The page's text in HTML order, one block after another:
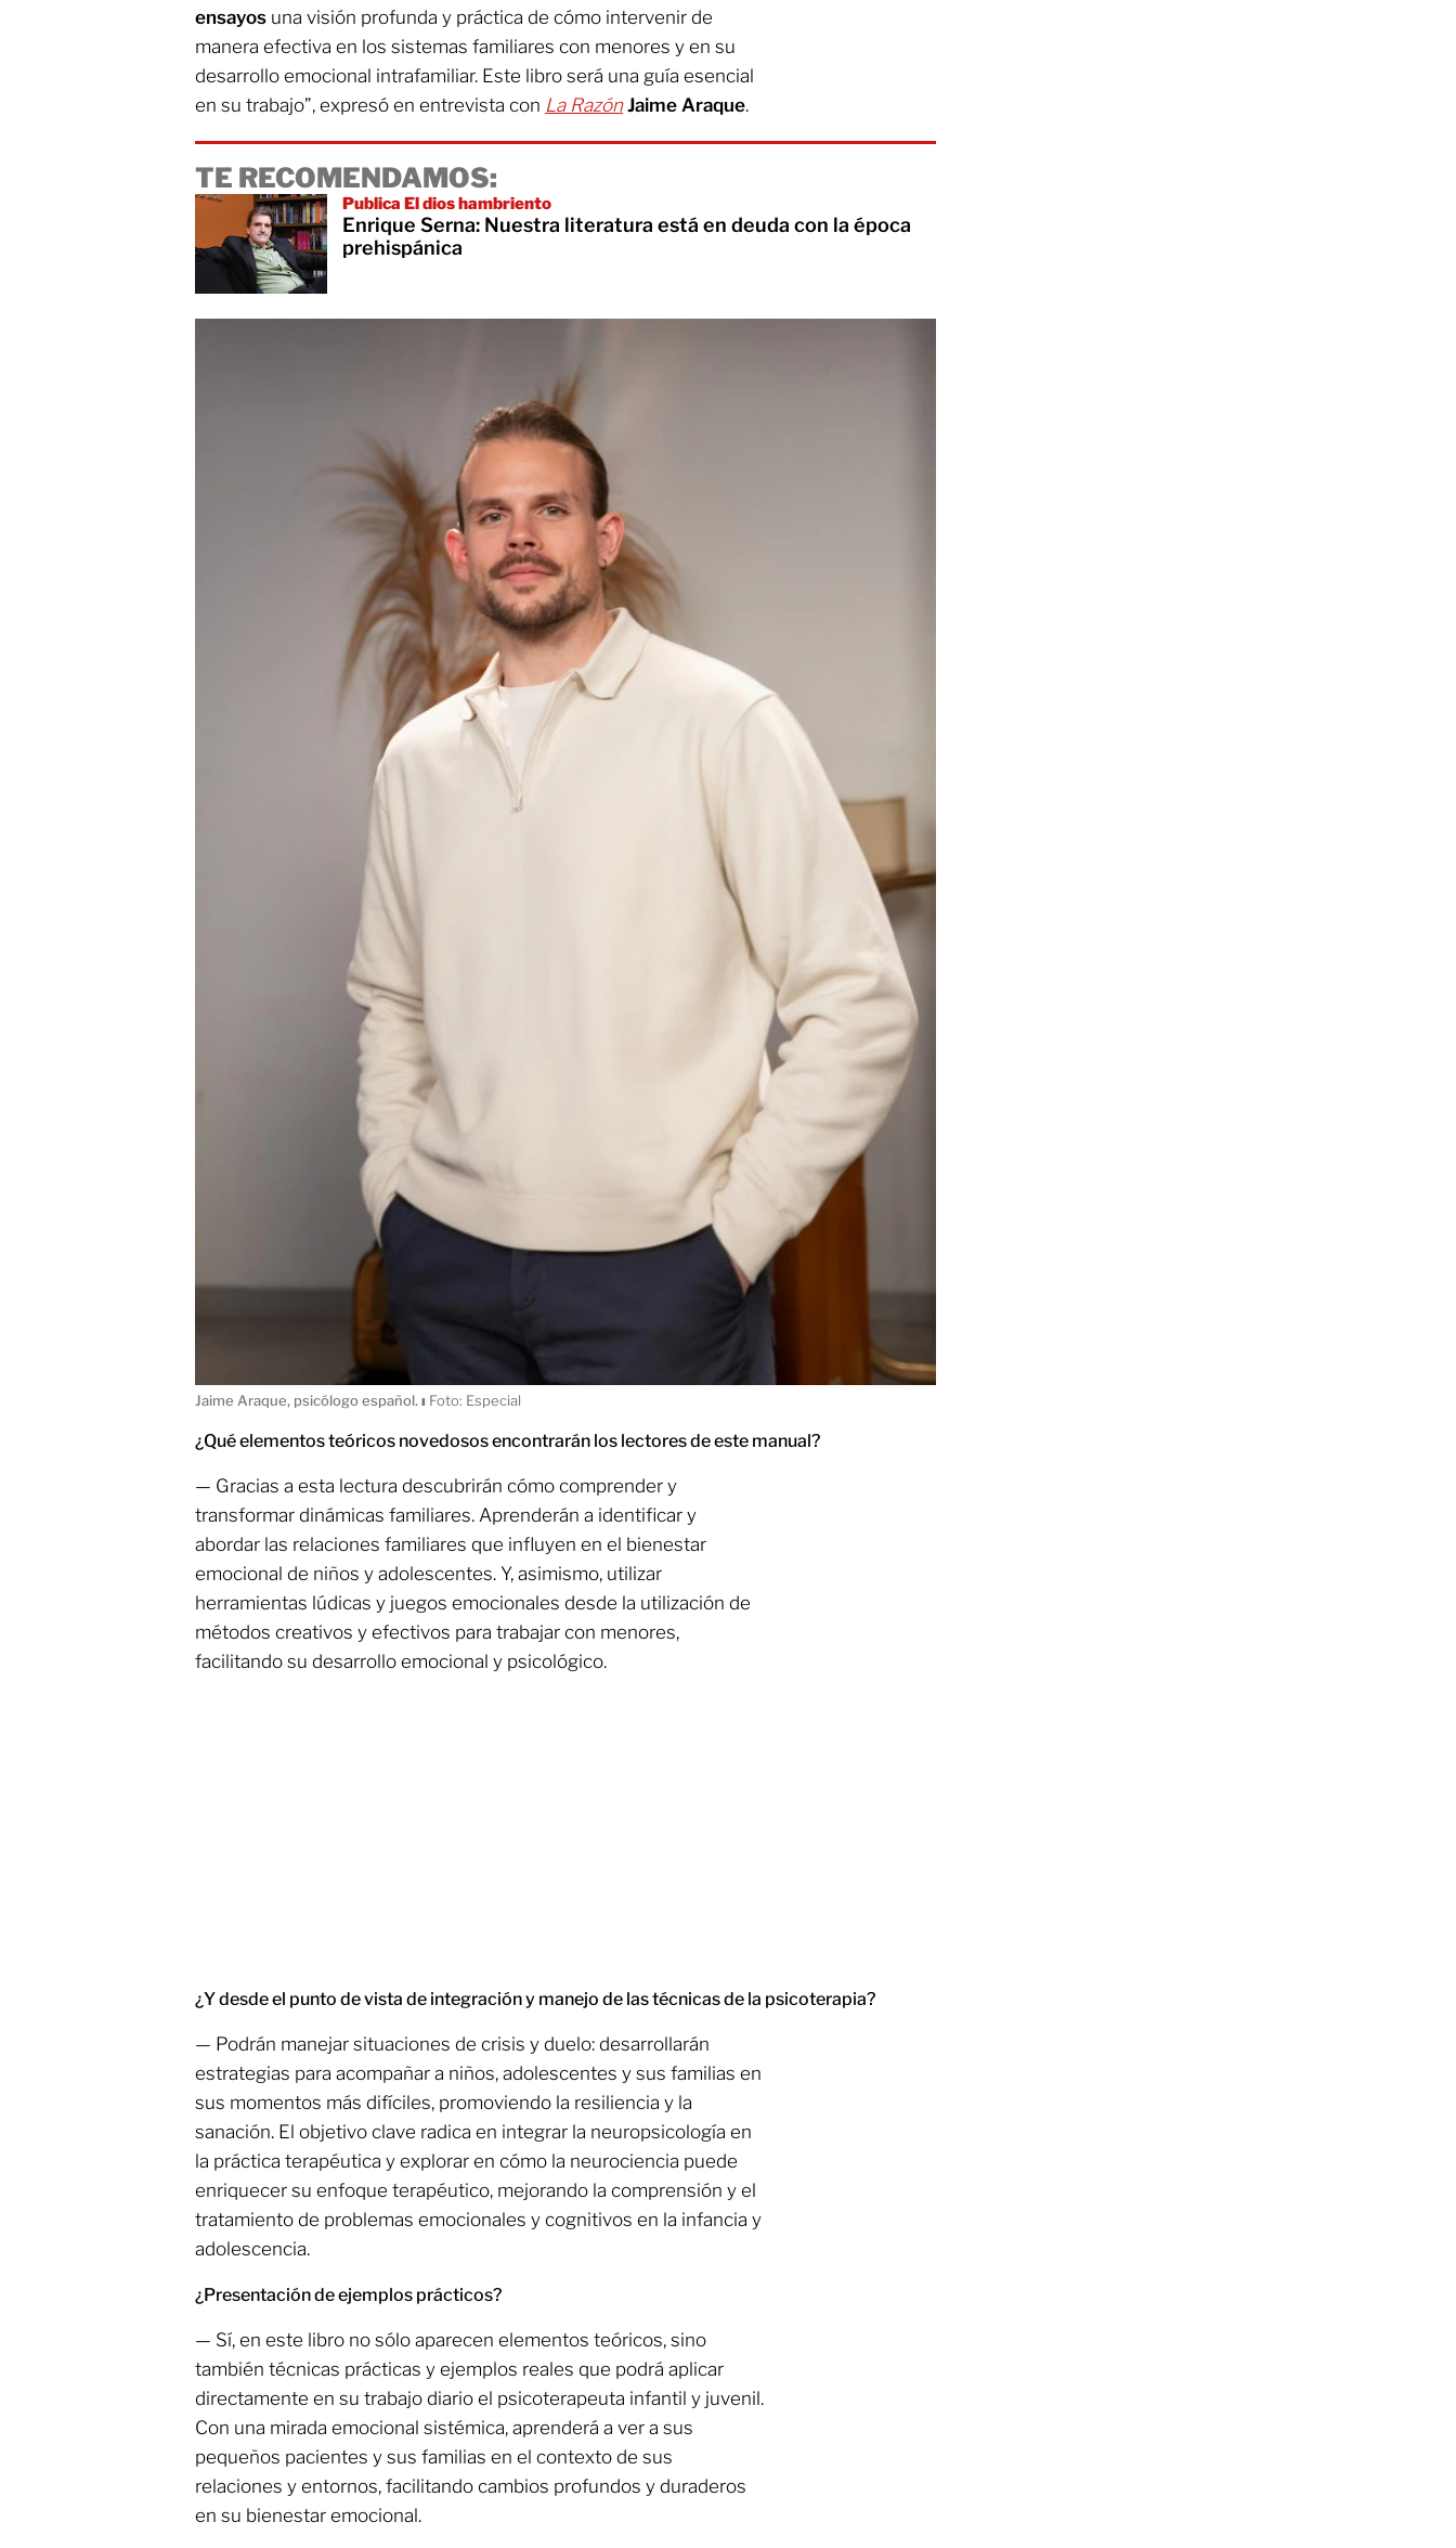
ensayos una visión profunda y práctica de cómo intervenir de
manera efectiva en los sistemas familiares con menores y en su
desarrollo emocional intrafamiliar. Este libro será una guía esencial
en su trabajo”, expresó en entrevista con La Razón Jaime Araque.
TE RECOMENDAMOS:
Publica El dios hambriento
Enrique Serna: Nuestra literatura está en deuda con la época
prehispánica
Jaime Araque, psicólogo español.ı Foto: Especial
¿Qué elementos teóricos novedosos encontrarán los lectores de este manual?
— Gracias a esta lectura descubrirán cómo comprender y
transformar dinámicas familiares. Aprenderán a identificar y
abordar las relaciones familiares que influyen en el bienestar
emocional de niños y adolescentes. Y, asimismo, utilizar
herramientas lúdicas y juegos emocionales desde la utilización de
métodos creativos y efectivos para trabajar con menores,
facilitando su desarrollo emocional y psicológico.
¿Y desde el punto de vista de integración y manejo de las técnicas de la psicoterapia?
— Podrán manejar situaciones de crisis y duelo: desarrollarán
estrategias para acompañar a niños, adolescentes y sus familias en
sus momentos más difíciles, promoviendo la resiliencia y la
sanación. El objetivo clave radica en integrar la neuropsicología en
la práctica terapéutica y explorar en cómo la neurociencia puede
enriquecer su enfoque terapéutico, mejorando la comprensión y el
tratamiento de problemas emocionales y cognitivos en la infancia y
adolescencia.
¿Presentación de ejemplos prácticos?
— Sí, en este libro no sólo aparecen elementos teóricos, sino
también técnicas prácticas y ejemplos reales que podrá aplicar
directamente en su trabajo diario el psicoterapeuta infantil y juvenil.
Con una mirada emocional sistémica, aprenderá a ver a sus
pequeños pacientes y sus familias en el contexto de sus
relaciones y entornos, facilitando cambios profundos y duraderos
en su bienestar emocional.